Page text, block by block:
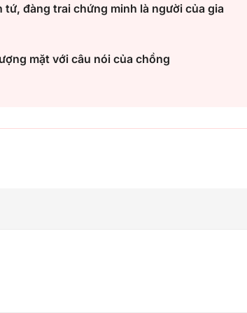
đàng trai chứng minh là người của gia
mặt với câu nói của chồng